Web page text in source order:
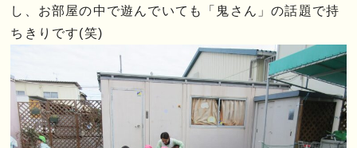
し、お部屋の中で遊んでいても「鬼さん」の話題で持
ちきりです(笑)